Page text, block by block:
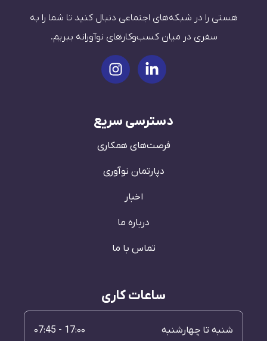
هستی را در شبکه‌های اجتماعی دنبال کنید تا شما را به
سفری در میان کسب‌وکارهای نوآورانه ببریم.
دسترسی سریع
فرصت‌های همکاری
دپارتمان نوآوری
اخبار
درباره ما
تماس با ما
ساعات کاری
شنبه تا چهارشنبه 17:۰۰ - ۰7:45